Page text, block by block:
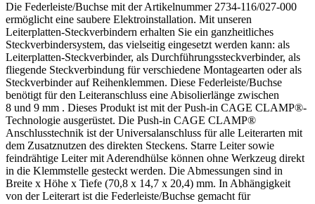
Die Federleiste/Buchse mit der Artikelnummer 2734-116/027-000
ermöglicht eine saubere Elektroinstallation. Mit unseren
Leiterplatten-Steckverbindern erhalten Sie ein ganzheitliches
Steckverbindersystem, das vielseitig eingesetzt werden kann: als
Leiterplatten-Steckverbinder, als Durchführungssteckverbinder, als
fliegende Steckverbindung für verschiedene Montagearten oder als
Steckverbinder auf Reihenklemmen. Diese Federleiste/Buchse
benötigt für den Leiteranschluss eine Abisolierlänge zwischen
8 und 9 mm . Dieses Produkt ist mit der Push-in CAGE CLAMP®-
Technologie ausgerüstet. Die Push-in CAGE CLAMP®
Anschlusstechnik ist der Universalanschluss für alle Leiterarten mit
dem Zusatznutzen des direkten Steckens. Starre Leiter sowie
feindrähtige Leiter mit Aderendhülse können ohne Werkzeug direkt
in die Klemmstelle gesteckt werden. Die Abmessungen sind in
Breite x Höhe x Tiefe (70,8 x 14,7 x 20,4) mm. In Abhängigkeit
von der Leiterart ist die Federleiste/Buchse gemacht für